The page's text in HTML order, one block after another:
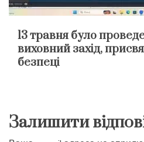
13 травня було
виховний захід,
безпеці
Залишити